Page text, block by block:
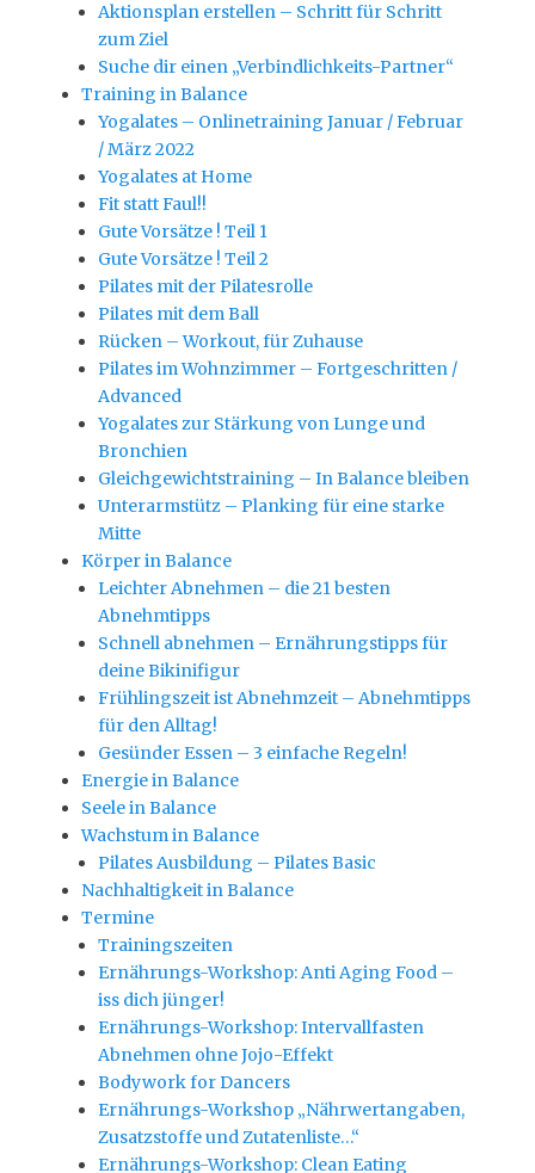
Aktionsplan erstellen – Schritt für Schritt
zum Ziel
Suche dir einen „Verbindlichkeits-Partner“
Training in Balance
Yogalates – Onlinetraining Januar / Februar
/ März 2022
Yogalates at Home
Fit statt Faul!!
Gute Vorsätze ! Teil 1
Gute Vorsätze ! Teil 2
Pilates mit der Pilatesrolle
Pilates mit dem Ball
Rücken – Workout, für Zuhause
Pilates im Wohnzimmer – Fortgeschritten /
Advanced
Yogalates zur Stärkung von Lunge und
Bronchien
Gleichgewichtstraining – In Balance bleiben
Unterarmstütz – Planking für eine starke
Mitte
Körper in Balance
Leichter Abnehmen – die 21 besten
Abnehmtipps
Schnell abnehmen – Ernährungstipps für
deine Bikinifigur
Frühlingszeit ist Abnehmzeit – Abnehmtipps
für den Alltag!
Gesünder Essen – 3 einfache Regeln!
Energie in Balance
Seele in Balance
Wachstum in Balance
Pilates Ausbildung – Pilates Basic
Nachhaltigkeit in Balance
Termine
Trainingszeiten
Ernährungs-Workshop: Anti Aging Food –
iss dich jünger!
Ernährungs-Workshop: Intervallfasten
Abnehmen ohne Jojo-Effekt
Bodywork for Dancers
Ernährungs-Workshop „Nährwertangaben,
Zusatzstoffe und Zutatenliste…“
Ernährungs-Workshop: Clean Eating